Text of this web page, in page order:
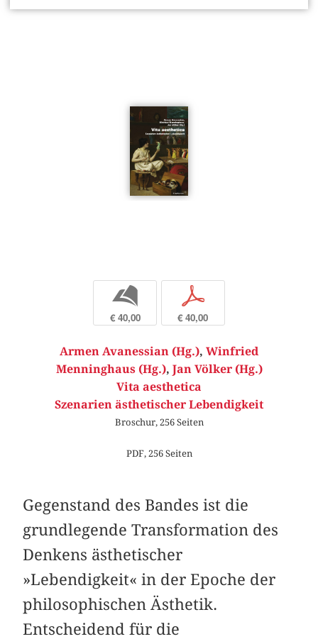
b
€ 40,00
p
€ 40,00
Armen Avanessian (Hg.), Winfried
Menninghaus (Hg.), Jan Völker (Hg.)
Vita aesthetica
Szenarien ästhetischer Lebendigkeit
Broschur, 256 Seiten
PDF, 256 Seiten
Gegenstand des Bandes ist die
grundlegende Transformation des
Denkens ästhetischer
»Lebendigkeit« in der Epoche der
philosophischen Ästhetik.
Entscheidend für die